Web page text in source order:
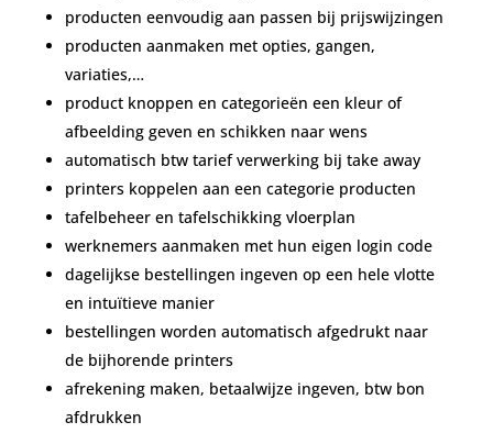
producten eenvoudig aan passen bij prijswijzingen
producten aanmaken met opties, gangen,
variaties,…
product knoppen en categorieën een kleur of
afbeelding geven en schikken naar wens
automatisch btw tarief verwerking bij take away
printers koppelen aan een categorie producten
tafelbeheer en tafelschikking vloerplan
werknemers aanmaken met hun eigen login code
dagelijkse bestellingen ingeven op een hele vlotte
en intuïtieve manier
bestellingen worden automatisch afgedrukt naar
de bijhorende printers
afrekening maken, betaalwijze ingeven, btw bon
afdrukken